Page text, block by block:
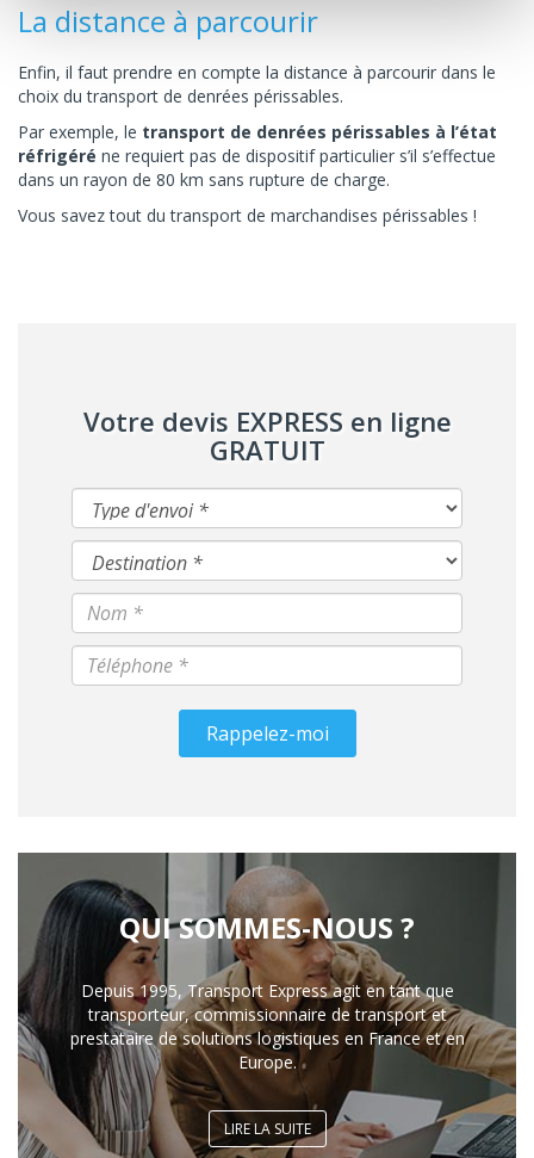
La distance à parcourir
Enfin, il faut prendre en compte la distance à parcourir dans le
choix du transport de denrées périssables.
Par exemple, le transport de denrées périssables à l’état
réfrigéré ne requiert pas de dispositif particulier s’il s’effectue
dans un rayon de 80 km sans rupture de charge.
Vous savez tout du transport de marchandises périssables !
Votre devis EXPRESS en ligne
GRATUIT
Rappelez-moi
QUI SOMMES-NOUS ?
Depuis 1995, Transport Express agit en tant que
transporteur, commissionnaire de transport et
prestataire de solutions logistiques en France et en
Europe.
LIRE LA SUITE